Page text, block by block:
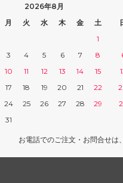
2026年8月
月 火 水 木 金
土
1
3 4 5 6 7
8
10 11 12 13 14
15
17 18 19 20 21
22
24 25 26 27 28
29
31
お電話でのご注文・お問合せは